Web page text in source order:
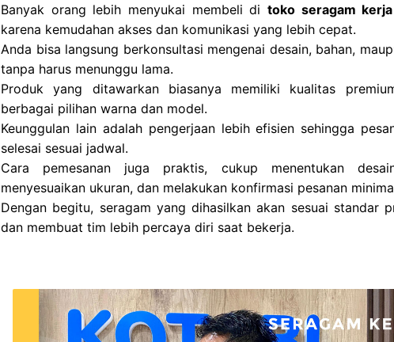
Banyak orang lebih menyukai membeli di toko seragam
karena kemudahan akses dan komunikasi yang lebih cepat.
Anda bisa langsung berkonsultasi mengenai desain, bahan,
tanpa harus menunggu lama.
Produk yang ditawarkan biasanya memiliki kualitas
berbagai pilihan warna dan model.
Keunggulan lain adalah pengerjaan lebih efisien sehingga
selesai sesuai jadwal.
Cara pemesanan juga praktis, cukup menentukan
menyesuaikan ukuran, dan melakukan konfirmasi pesanan
Dengan begitu, seragam yang dihasilkan akan sesuai standar
dan membuat tim lebih percaya diri saat bekerja.